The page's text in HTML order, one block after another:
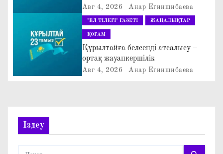
и
с
Авг 4, 2026 Анар Егиншибаева
"ЕЛ ТІЛЕГІ" ГАЗЕТІ ЖАҢАЛЫҚТАР
ҚОҒАМ
Құрылтайға белсенді атсалысу –
ортақ жауапкершілік
Авг 4, 2026 Анар Егиншибаева
Іздеу